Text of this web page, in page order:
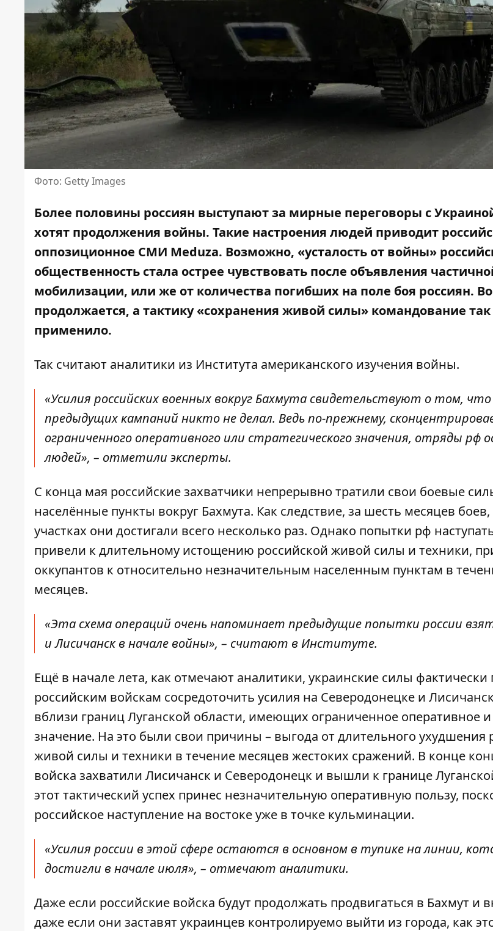
Фото: Getty Images
Более половины россиян выступают за мирные переговоры с
хотят продолжения войны. Такие настроения людей приводит
оппозиционное СМИ Meduza. Возможно, «усталость от войны»
общественность стала острее чувствовать после объявления
мобилизации, или же от количества погибших на поле боя россиян.
продолжается, а тактику «сохранения живой силы» командование
применило.
Так считают аналитики из Института американского изучения войны.
«Усилия российских военных вокруг Бахмута свидетельствуют о том,
предыдущих кампаний никто не делал. Ведь по-прежнему,
ограниченного оперативного или стратегического значения, отряды рф
людей», – отметили эксперты.
С конца мая российские захватчики непрерывно тратили свои боевые
населённые пункты вокруг Бахмута. Как следствие, за шесть месяцев боев,
участках они достигали всего несколько раз. Однако попытки рф
привели к длительному истощению российской живой силы и техники,
оккупантов к относительно незначительным населенным пунктам в
месяцев.
«Эта схема операций очень напоминает предыдущие попытки россии
и Лисичанск в начале войны», – считают в Институте.
Ещё в начале лета, как отмечают аналитики, украинские силы фактически
российским войскам сосредоточить усилия на Северодонецке и
вблизи границ Луганской области, имеющих ограниченное оперативное и
значение. На это были свои причины – выгода от длительного ухудшения
живой силы и техники в течение месяцев жестоких сражений. В конце
войска захватили Лисичанск и Северодонецк и вышли к границе
этот тактический успех принес незначительную оперативную пользу,
российское наступление на востоке уже в точке кульминации.
«Усилия россии в этой сфере остаются в основном в тупике на линии,
достигли в начале июля», – отмечают аналитики.
Даже если российские войска будут продолжать продвигаться в Бахмут и
даже если они заставят украинцев контролируемо выйти из города, как